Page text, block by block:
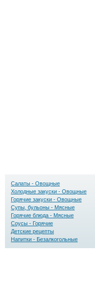
Салаты - Овощные
Холодные закуски - Овощные
Горячие закуски - Овощные
Супы, бульоны - Мясные
Горячие блюда - Мясные
Соусы - Горячие
Детские рецепты
Напитки - Безалкогольные